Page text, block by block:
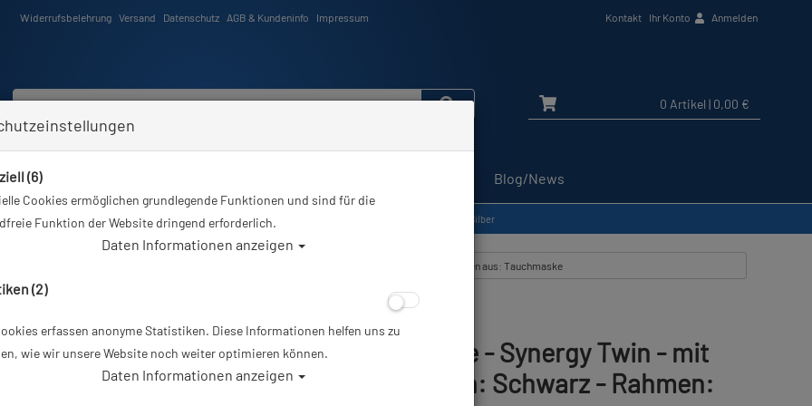
Widerrufsbelehrung Versand Datenschutz AGB & Kundeninfo Impressum Kontakt Ihr Konto Anmelden
0 Artikel | 0,00 €
Blog/News
Scubapro Tauchmaske - Synergy Twin - mit Comfort Strap - Silikon: Schwarz - Rahmen: Gelb-Silber
Alle Artikel zeigen aus: Tauchmaske
Scubapro Tauchmaske - Synergy Twin - mit
Comfort Strap - Silikon: Schwarz - Rahmen:
(6)
Cookies ermöglichen grundlegende Funktionen und sind für die
Funktion der Website dringend erforderlich.
Daten Informationen anzeigen
(2)
erfassen anonyme Statistiken. Diese Informationen helfen uns zu
wie wir unsere Website noch weiter optimieren können.
Daten Informationen anzeigen